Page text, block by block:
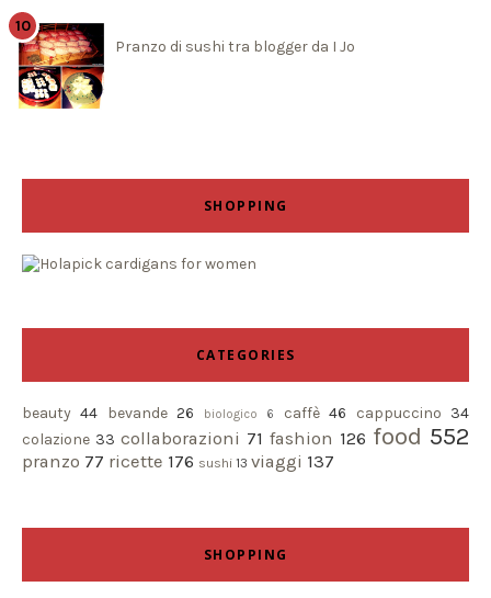
Pranzo di sushi tra blogger da I Jo
SHOPPING
CATEGORIES
beauty 44 bevande 26 biologico 6 caffè 46 cappuccino 34
colazione 33 collaborazioni 71 fashion 126 food 552
pranzo 77 ricette 176 sushi 13 viaggi 137
SHOPPING